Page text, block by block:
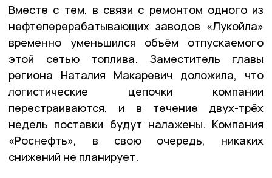
Вместе с тем, в связи с ремонтом одного из
нефтеперерабатывающих заводов «Лукойла»
временно уменьшился объём отпускаемого
этой сетью топлива. Заместитель главы
региона Наталия Макаревич доложила, что
логистические цепочки компании
перестраиваются, и в течение двух-трёх
недель поставки будут налажены. Компания
«Роснефть», в свою очередь, никаких
снижений не планирует.